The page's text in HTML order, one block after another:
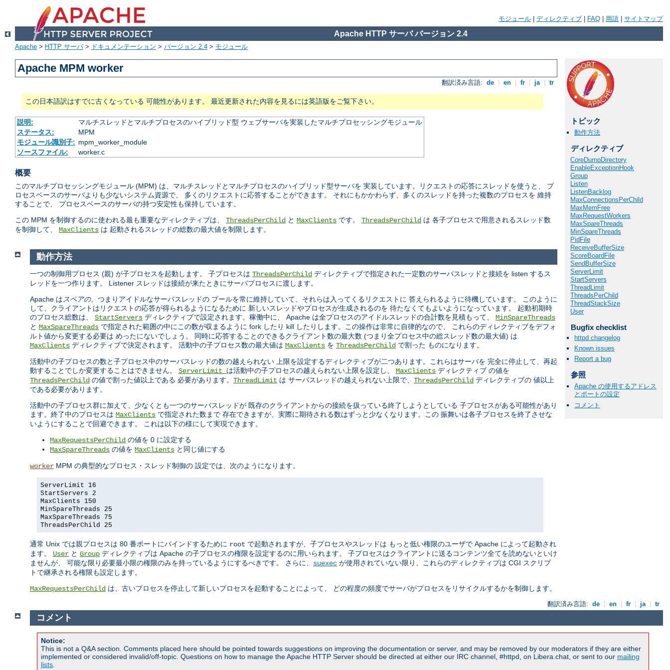
モジュール ディレクティブ FAQ 用語 サイトマップ
Apache HTTP サーバ バージョン 2.4
Apache > HTTP サーバ> ドキュメンテーション > バージョン 2.4 > モジュール
Apache MPM worker
翻訳済み言語: de en fr ja tr
この日本語訳はすでに古くなっている 可能性があります。 最近更新された内容を見るには英語版をご覧下さい。
説明:
マルチスレッドとマルチプロセスのハイブリッド型 ウェブサーバを実装したマルチプロセッシングモジュール
ステータス:
MPM
モジュール識別子: mpm_worker_module
ソースファイル:
worker.c
概要
このマルチプロセッシングモジュール (MPM) は、マルチスレッドとマルチプロセスのハイブリッド型サーバを 実装しています。リクエストの応答にスレッドを使うと、 プ
ロセスベースのサーバよりも少ないシステム資源で、 多くのリクエストに応答することができます。 それにもかかわらず、多くのスレッドを持った複数のプロセスを 維持
することで、 プロセスベースのサーバの持つ安定性も保持しています。
この MPM を制御するのに使われる最も重要なディレクティブは、 ThreadsPerChild と MaxClients です。 ThreadsPerChild は 各子プロセスで用意されるスレッド数
を制御して、 MaxClients は 起動されるスレッドの総数の最大値を制限します。
トピック
動作方法
ディレクティブ
CoreDumpDirectory
EnableExceptionHook
Group
Listen
ListenBacklog
MaxConnectionsPerChild
MaxMemFree
MaxRequestWorkers
MaxSpareThreads
MinSpareThreads
PidFile
ReceiveBufferSize
ScoreBoardFile
SendBufferSize
ServerLimit
StartServers
ThreadLimit
ThreadsPerChild
ThreadStackSize
User
Bugfix checklist
httpd changelog
Known issues
Report a bug
参照
Apache の使用するアドレス
とポートの設定
コメント
動作方法
一つの制御用プロセス (親) が子プロセスを起動します。 子プロセスは ThreadsPerChild ディレクティブで指定された一定数のサーバスレッドと接続を listen するス
レッドを一つ作ります。 Listener スレッドは接続が来たときにサーバプロセスに渡します。
Apache は スペアの、つまりアイドルなサーバスレッドの プールを常に維持していて、それらは入ってくるリクエストに 答えられるように待機しています。 このように
して、クライアントはリクエストの応答が得られるようになるために 新しいスレッドやプロセスが生成されるのを 待たなくてもよいようになっています。 起動初期時
のプロセス総数は、 StartServers ディレクティブで設定されます。稼働中に、 Apache は全プロセスのアイドルスレッドの合計数を見積もって、 MinSpareThreads
と MaxSpareThreads で指定された範囲の中にこの数が収まるように fork したり kill したりします。この操作は非常に自律的なので、 これらのディレクティブをデフォ
ルト値から変更する必要は めったにないでしょう。 同時に応答することのできるクライアント数の最大数 (つまり全プロセス中の総スレッド数の最大値) は
MaxClients ディレクティブで決定されます。 活動中の子プロセス数の最大値は MaxClients を ThreadsPerChild で割った ものになります。
活動中の子プロセスの数と子プロセス中のサーバスレッドの数の越えられない 上限を設定するディレクティブが二つあります。これらはサーバを 完全に停止して、再起
動することでしか変更することはできません。 ServerLimit は活動中の子プロセスの越えられない上限を設定し、 MaxClients ディレクティブ の値を
ThreadsPerChild の値で割った値以上である 必要があります。 ThreadLimit は サーバスレッドの越えられない上限で、 ThreadsPerChild ディレクティブの 値以上
である必要があります。
活動中の子プロセス群に加えて、少なくとも一つのサーバスレッドが 既存のクライアントからの接続を扱っている終了しようとしている 子プロセスがある可能性があり
ます。終了中のプロセスは MaxClients で指定された数まで 存在できますが、実際に期待される数はずっと少なくなります。この 振舞いは各子プロセスを終了させな
いようにすることで回避できます。 これは以下の様にして実現できます。
MaxRequestsPerChild の値を 0 に設定する
MaxSpareThreads の値を MaxClients と同じ値にする
worker MPM の典型的なプロセス・スレッド制御の 設定では、次のようになります。
ServerLimit 16
StartServers 2
MaxClients 150
MinSpareThreads 25
MaxSpareThreads 75
ThreadsPerChild 25
通常 Unix では親プロセスは 80 番ポートにバインドするために root で起動されますが、子プロセスやスレッドは もっと低い権限のユーザで Apache によって起動され
ます。 User と Group ディレクティブは Apache の子プロセスの権限を設定するのに用いられます。 子プロセスはクライアントに送るコンテンツ全てを読めないといけ
ませんが、 可能な限り必要最小限の権限のみを持っているようにするべきです。 さらに、 suexec が使用されていない限り、これらのディレクティブは CGI スクリプ
トで継承される権限も設定します。
MaxRequestsPerChild は、古いプロセスを停止して新しいプロセスを起動することによって、 どの程度の頻度でサーバがプロセスをリサイクルするかを制御します。
翻訳済み言語: de en fr ja tr
コメント
Notice:
This is not a Q&A section. Comments placed here should be pointed towards suggestions on improving the documentation or server, and may be removed by our moderators if they are either
implemented or considered invalid/off-topic. Questions on how to manage the Apache HTTP Server should be directed at either our IRC channel, #httpd, on Libera.chat, or sent to our mailing
lists